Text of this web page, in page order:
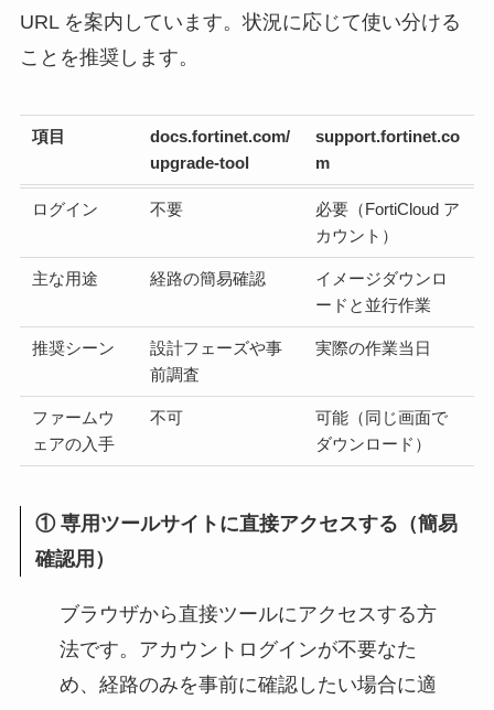
URL を案内しています。状況に応じて使い分ける
ことを推奨します。
項目
docs.fortinet.com/
upgrade-tool
support.fortinet.co
m
ログイン 不要
必要（FortiCloud ア
カウント）
主な用途 経路の簡易確認
イメージダウンロ
ードと並行作業
推奨シーン
設計フェーズや事
前調査
実際の作業当日
ファームウ
ェアの入手
不可
可能（同じ画面で
ダウンロード）
① 専用ツールサイトに直接アクセスする（簡易
確認用）
ブラウザから直接ツールにアクセスする方
法です。アカウントログインが不要なた
め、経路のみを事前に確認したい場合に適